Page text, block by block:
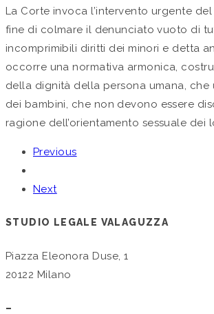
La Corte invoca l’intervento urgente
fine di colmare il denunciato vuoto di
incomprimibili diritti dei minori e detta
occorre una normativa armonica,
della dignità della persona umana, che
dei bambini, che non devono essere
ragione dell’orientamento sessuale dei
Previous
Next
STUDIO LEGALE VALAGUZZA
Piazza Eleonora Duse, 1
20122 Milano
–